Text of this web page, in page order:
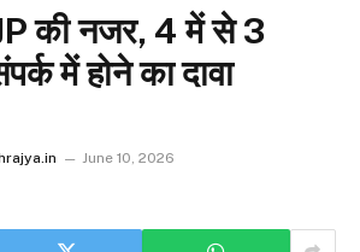
की नजर, 4 में से 3
में होने का दावा
June 10, 2026